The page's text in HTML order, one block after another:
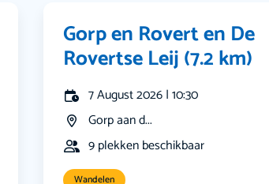
Gorp en Rovert en De
Rovertse Leij (7.2 km)
7 August 2026 | 10:30
Gorp aan d...
9 plekken beschikbaar
Wandelen